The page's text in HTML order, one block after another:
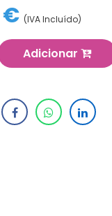
€ (IVA Incluído)
Adicionar